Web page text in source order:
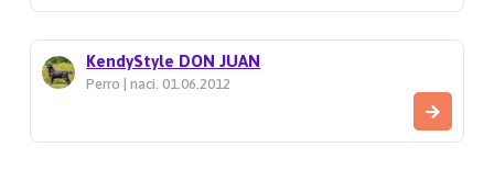
KendyStyle DON JUAN
Perro | naci. 01.06.2012